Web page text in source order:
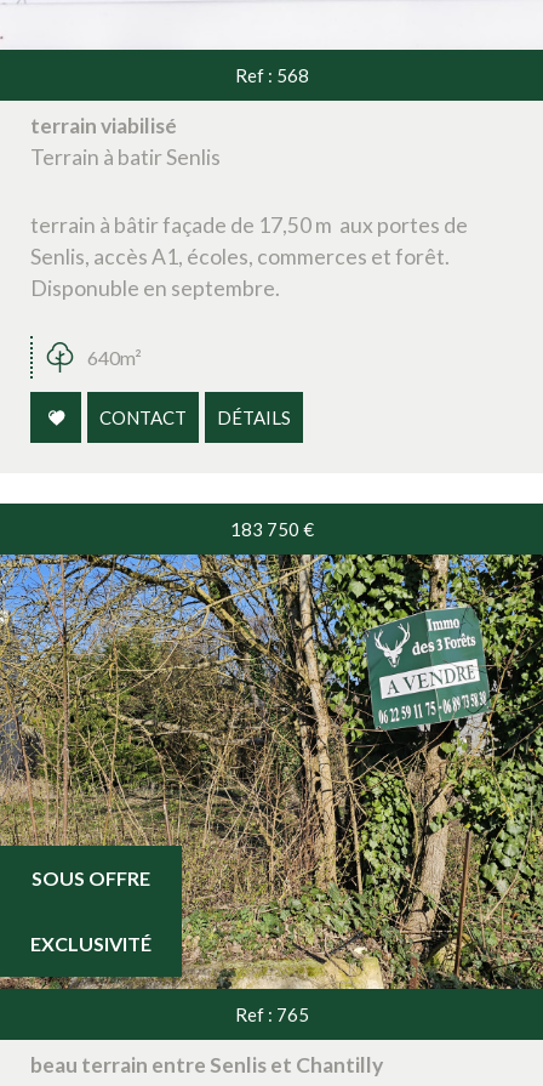
Ref : 568
terrain viabilisé
Terrain à batir Senlis
terrain à bâtir façade de 17,50 m aux portes de
Senlis, accès A1, écoles, commerces et forêt.
Disponuble en septembre.
640m²
CONTACT DÉTAILS
SOUS OFFRE
EXCLUSIVITÉ
183 750 €
Ref : 765
beau terrain entre Senlis et Chantilly